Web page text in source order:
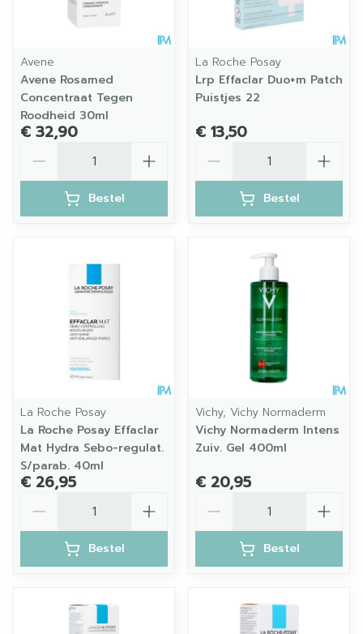
Avene
Avene Rosamed
Concentraat Tegen
Roodheid 30ml
€ 32,90
Bestel
La Roche Posay
Lrp Effaclar Duo+m Patch
Puistjes 22
€ 13,50
Bestel
La Roche Posay
La Roche Posay Effaclar
Mat Hydra Sebo-regulat.
S/parab. 40ml
€ 26,95
Bestel
Vichy, Vichy Normaderm
Vichy Normaderm Intens
Zuiv. Gel 400ml
€ 20,95
Bestel